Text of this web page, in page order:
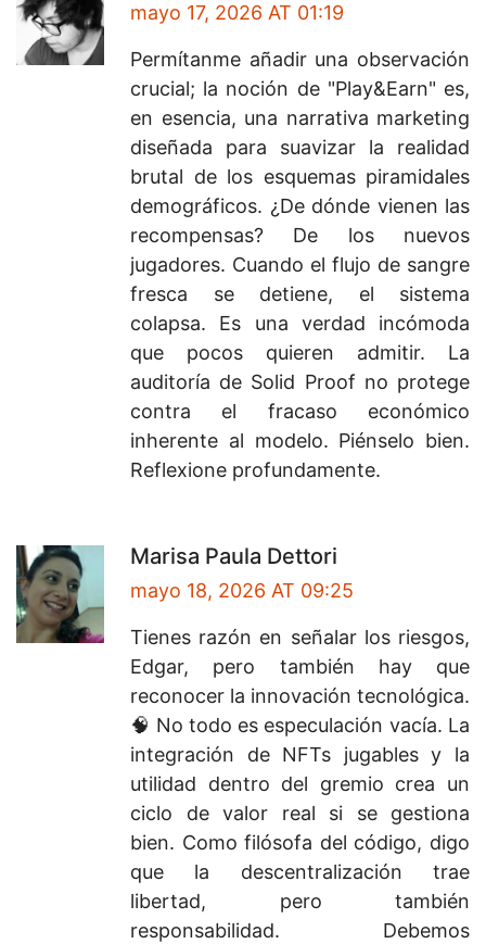
mayo 17, 2026 AT 01:19
Permítanme añadir una observación
crucial; la noción de "Play&Earn" es,
en esencia, una narrativa marketing
diseñada para suavizar la realidad
brutal de los esquemas piramidales
demográficos. ¿De dónde vienen las
recompensas? De los nuevos
jugadores. Cuando el flujo de sangre
fresca se detiene, el sistema
colapsa. Es una verdad incómoda
que pocos quieren admitir. La
auditoría de Solid Proof no protege
contra el fracaso económico
inherente al modelo. Piénselo bien.
Reflexione profundamente.
Marisa Paula Dettori
mayo 18, 2026 AT 09:25
Tienes razón en señalar los riesgos,
Edgar, pero también hay que
reconocer la innovación tecnológica.
🧠 No todo es especulación vacía. La
integración de NFTs jugables y la
utilidad dentro del gremio crea un
ciclo de valor real si se gestiona
bien. Como filósofa del código, digo
que la descentralización trae
libertad, pero también
responsabilidad. Debemos